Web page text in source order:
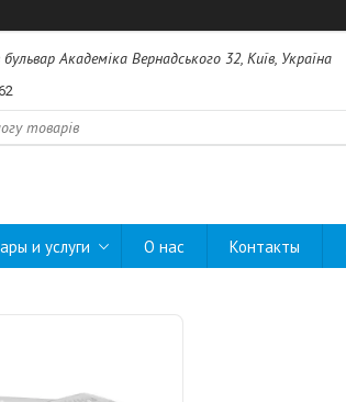
Академіка Вернадського 32, Київ, Україна
и услуги О нас Контакты